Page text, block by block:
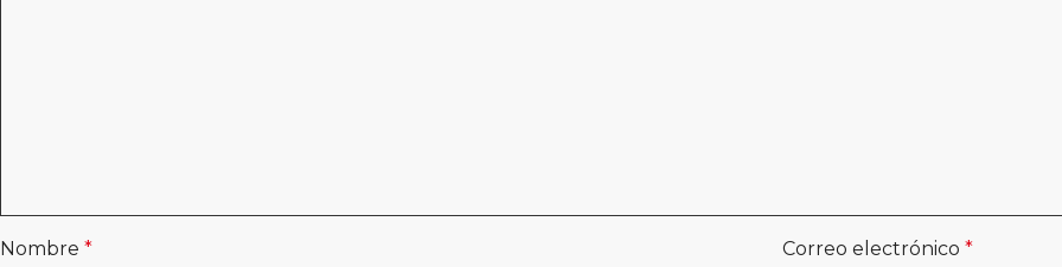
Nombre * Correo electrónico *